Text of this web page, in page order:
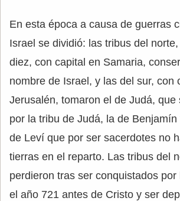
En esta época a causa de guerras
Israel se dividió: las tribus del
diez, con capital en Samaria,
nombre de Israel, y las del sur, con
Jerusalén, tomaron el de Judá, que
por la tribu de Judá, la de Benjamín
de Leví que por ser sacerdotes no
tierras en el reparto. Las tribus del
perdieron tras ser conquistados por
el año 721 antes de Cristo y ser